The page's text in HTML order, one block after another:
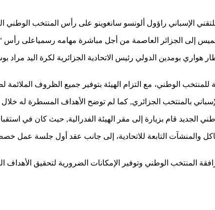
للتقني الإسباني راؤول ألونسو سانغوينو على رأس المنتخب الوطني
إلى الجزائر العاصمة من أجل مباشرة مهامه رسمياعلى رأس
هواري بومدين الدولي رئيس الاتحادية الجزائرية لكرة اليد
الوطني، مع التزام الهيئة بتوفير جميع الظروف
بالمنتخب الجزائري, كما لم توضح الأهداف المسطرة له خلال
الجديد قام بزيارة إلى مقر الهيئة الفدرالية, حيث كان في
والمنشآت التابعة للاتحادية، إلى جانب عقد أول جلسة عمل
المنتخب الوطني وتوفير الإمكانات الضرورية لتحقيق